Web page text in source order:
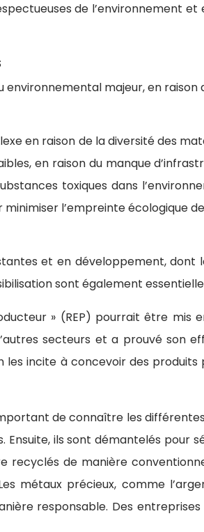
de l’environnement
environnemental majeur, en
en raison de la diversité des
en raison du manque
toxiques dans
l’empreinte écologique
et en développement,
sont également
» (REP) pourrait être
secteurs et a prouvé
incite à concevoir des
de connaître les
ils sont démantelés pour
recyclés de manière
métaux précieux, comme
responsable. Des